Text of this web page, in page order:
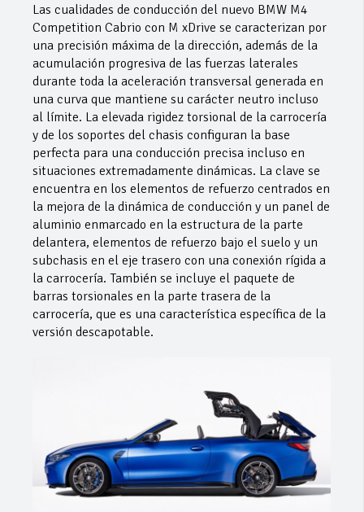
Las cualidades de conducción del nuevo BMW M4
Competition Cabrio con M xDrive se caracterizan por
una precisión máxima de la dirección, además de la
acumulación progresiva de las fuerzas laterales
durante toda la aceleración transversal generada en
una curva que mantiene su carácter neutro incluso
al límite. La elevada rigidez torsional de la carrocería
y de los soportes del chasis configuran la base
perfecta para una conducción precisa incluso en
situaciones extremadamente dinámicas. La clave se
encuentra en los elementos de refuerzo centrados en
la mejora de la dinámica de conducción y un panel de
aluminio enmarcado en la estructura de la parte
delantera, elementos de refuerzo bajo el suelo y un
subchasis en el eje trasero con una conexión rígida a
la carrocería. También se incluye el paquete de
barras torsionales en la parte trasera de la
carrocería, que es una característica específica de la
versión descapotable.